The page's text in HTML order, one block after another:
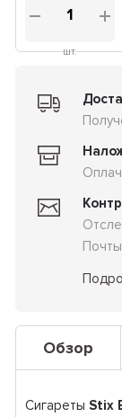
шт.
Почты
Обзор
Сигареты Stix